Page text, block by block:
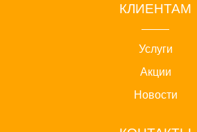
КЛИЕНТАМ
Услуги
Акции
Новости